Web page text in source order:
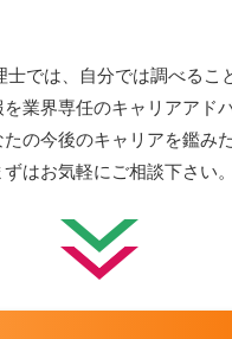
士では、自分では調べるこ
業界専任のキャリアアド
の今後のキャリアを鑑み
はお気軽にご相談下さい。